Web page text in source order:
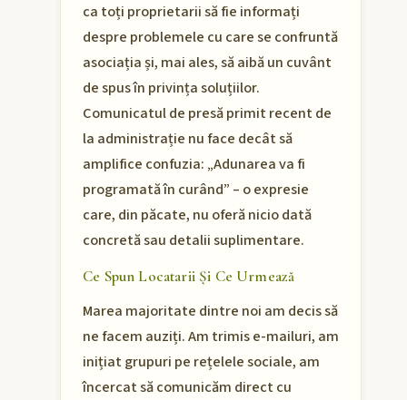
ca toți proprietarii să fie informați
despre problemele cu care se confruntă
asociația și, mai ales, să aibă un cuvânt
de spus în privința soluțiilor.
Comunicatul de presă primit recent de
la administrație nu face decât să
amplifice confuzia: „Adunarea va fi
programată în curând” – o expresie
care, din păcate, nu oferă nicio dată
concretă sau detalii suplimentare.
Ce Spun Locatarii Și Ce Urmează
Marea majoritate dintre noi am decis să
ne facem auziți. Am trimis e-mailuri, am
inițiat grupuri pe rețelele sociale, am
încercat să comunicăm direct cu